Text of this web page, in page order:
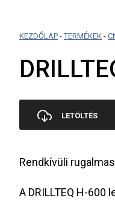
KEZDŐLAP -TERMÉKEK -
Rendkívüli
A DRILLTEQ H-